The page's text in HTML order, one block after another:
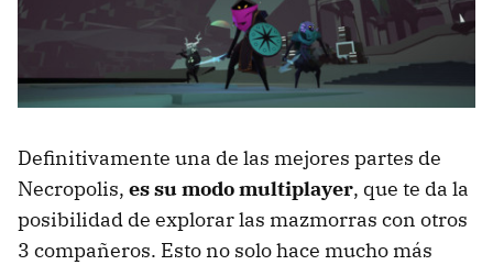
Definitivamente una de las mejores partes de
Necropolis, es su modo multiplayer, que te da la
posibilidad de explorar las mazmorras con otros
3 compañeros. Esto no solo hace mucho más